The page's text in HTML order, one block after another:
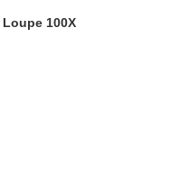
100X